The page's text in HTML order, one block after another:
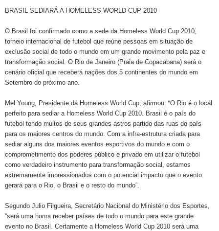
BRASIL SEDIARÁ A HOMELESS WORLD CUP 2010
O Brasil foi confirmado como a sede da Homeless World Cup 2010,
torneio internacional de futebol que reúne pessoas em situação de
exclusão social de todo o mundo em um grande movimento pela paz e
transformação social. O Rio de Janeiro (Praia de Copacabana) será o
cenário oficial que receberá nações dos 5 continentes do mundo em
Setembro do próximo ano.
Mel Young, Presidente da Homeless World Cup, afirmou: “O Rio é o local
perfeito para sediar a Homeless World Cup 2010. Brasil é o país do
futebol tendo muitos de seus grandes astros partido das ruas do país
para os maiores centros do mundo. Com a infra-estrutura criada para
sediar alguns dos maiores eventos esportivos do mundo e com o
comprometimento dos poderes público e privado em utilizar o futebol
como verdadeiro instrumento para transformação social, estamos
extremamente impressionados com o potencial impacto que o evento
gerará para o Rio, o Brasil e o resto do mundo”.
Segundo Julio Filgueira, Secretário Nacional do Ministério dos Esportes,
“será uma honra receber países de todo o mundo para este grande
evento no Brasil. Certamente a Homeless World Cup 2010 será uma